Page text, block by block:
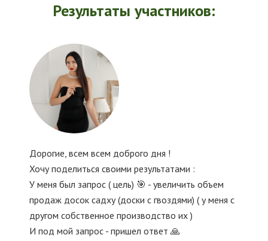
Результаты участников:
Дорогие, всем всем доброго дня !
Хочу поделиться своими результатами :
У меня был запрос ( цель) 🎯 - увеличить объем
продаж досок садху (доски с гвоздями) ( у меня с
другом собственное производство их )
И под мой запрос - пришел ответ 🙏